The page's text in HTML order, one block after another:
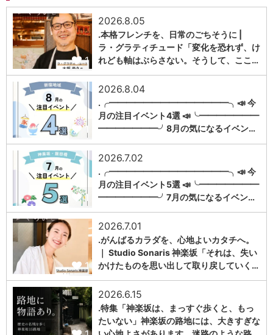
1
2026.8.05
.本格フレンチを、日常のごちそうに |
ラ・グラティチュード「変化を恐れず、け
れども軸はぶらさない。そうして、ここ…
1
2026.8.04
.╭━━━━━━━━━━━━━━╮📣 今
月の注目イベント4選 📣╰━━━━━━━
━━━━━━━╯8月の気になるイベン…
1
2026.7.02
.╭━━━━━━━━━━━━━━╮📣 今
月の注目イベント5選 📣╰━━━━━━━
━━━━━━━╯7月の気になるイベン…
1
2026.7.01
.がんばるカラダを、心地よいカタチへ。
｜ Studio Sonaris 神楽坂「それは、失い
かけたものを思い出して取り戻していく…
2026.6.15
.特集「神楽坂は、まっすぐ歩くと、もっ
たいない」神楽坂の路地には、大きすぎな